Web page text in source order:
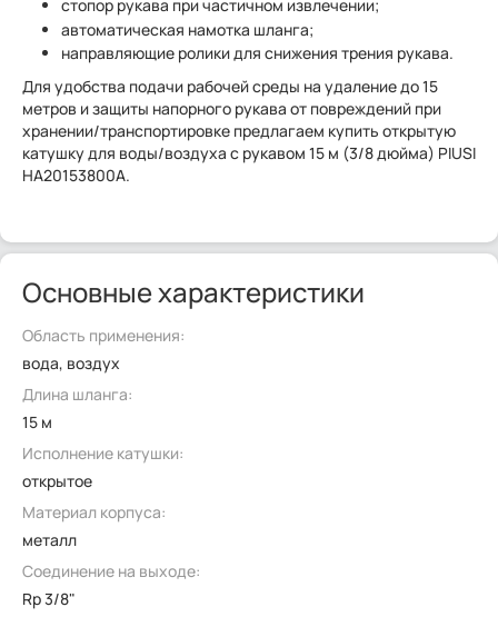
стопор рукава при частичном извлечении;
автоматическая намотка шланга;
направляющие ролики для снижения трения рукава.
Для удобства подачи рабочей среды на удаление до 15
метров и защиты напорного рукава от повреждений при
хранении/транспортировке предлагаем купить открытую
катушку для воды/воздуха с рукавом 15 м (3/8 дюйма) PIUSI
HA20153800A.
Основные характеристики
Область применения:
вода, воздух
Длина шланга:
15 м
Исполнение катушки:
открытое
Материал корпуса:
металл
Соединение на выходе:
Rp 3/8"